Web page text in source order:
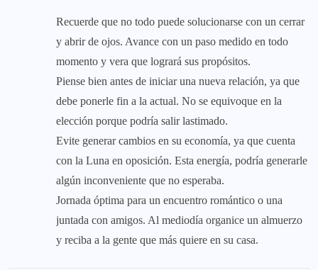
Recuerde que no todo puede solucionarse con un cerrar
y abrir de ojos. Avance con un paso medido en todo
momento y vera que logrará sus propósitos.
Piense bien antes de iniciar una nueva relación, ya que
debe ponerle fin a la actual. No se equivoque en la
elección porque podría salir lastimado.
Evite generar cambios en su economía, ya que cuenta
con la Luna en oposición. Esta energía, podría generarle
algún inconveniente que no esperaba.
Jornada óptima para un encuentro romántico o una
juntada con amigos. Al mediodía organice un almuerzo
y reciba a la gente que más quiere en su casa.